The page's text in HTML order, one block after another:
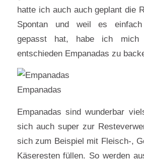
hatte ich auch auch geplant die
Spontan und weil es
gepasst hat, habe ich mich
entschieden Empanadas zu
Empanadas
Empanadas sind wunderbar
sich auch super zur
sich zum Beispiel mit Fleisch-,
Käseresten füllen. So werden